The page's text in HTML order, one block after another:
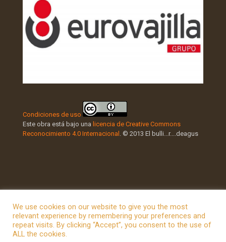
Condiciones de uso
Este obra está bajo una licencia de Creative Commons
Reconocimiento 4.0 Internacional
. © 2013 El bulli...r....deagus
© 2026 Betheme by Muffin group
We use cookies on our website to give you the most
relevant experience by remembering your preferences and
repeat visits. By clicking “Accept”, you consent to the use of
ALL the cookies.